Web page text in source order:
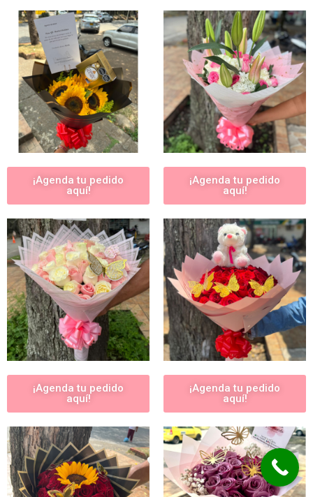
¡Agenda tu pedido
aquí!
¡Agenda tu pedido
aquí!
¡Agenda tu pedido
aquí!
¡Agenda tu pedido
aquí!